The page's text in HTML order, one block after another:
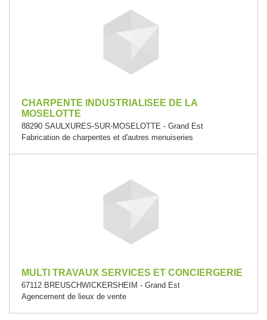
CHARPENTE INDUSTRIALISEE DE LA
MOSELOTTE
88290 SAULXURES-SUR-MOSELOTTE - Grand Est
Fabrication de charpentes et d'autres menuiseries
MULTI TRAVAUX SERVICES ET CONCIERGERIE
67112 BREUSCHWICKERSHEIM - Grand Est
Agencement de lieux de vente